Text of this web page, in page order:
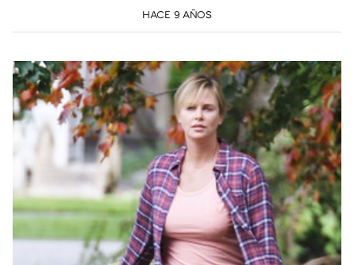
HACE 9 AÑOS